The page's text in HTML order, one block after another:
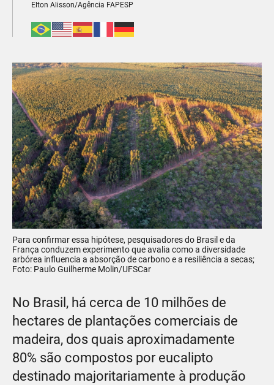
Elton Alisson/Agência FAPESP
Para confirmar essa hipótese, pesquisadores do Brasil e da
França conduzem experimento que avalia como a diversidade
arbórea influencia a absorção de carbono e a resiliência a secas;
Foto: Paulo Guilherme Molin/UFSCar
No Brasil, há cerca de 10 milhões de
hectares de plantações comerciais de
madeira, dos quais aproximadamente
80% são compostos por eucalipto
destinado majoritariamente à produção